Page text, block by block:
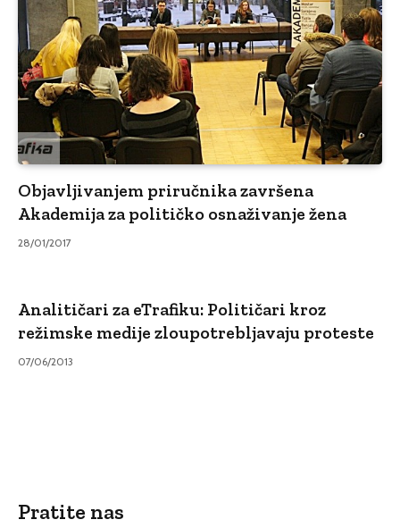
Objavljivanjem priručnika završena
Akademija za političko osnaživanje žena
28/01/2017
Analitičari za eTrafiku: Političari kroz
režimske medije zloupotrebljavaju proteste
07/06/2013
Pratite nas